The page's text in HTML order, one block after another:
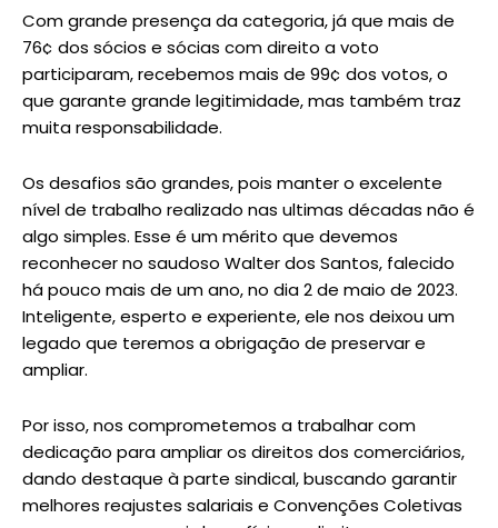
Com grande presença da categoria, já que mais de
76¢ dos sócios e sócias com direito a voto
participaram, recebemos mais de 99¢ dos votos, o
que garante grande legitimidade, mas também traz
muita responsabilidade.
Os desafios são grandes, pois manter o excelente
nível de trabalho realizado nas ultimas décadas não é
algo simples. Esse é um mérito que devemos
reconhecer no saudoso Walter dos Santos, falecido
há pouco mais de um ano, no dia 2 de maio de 2023.
Inteligente, esperto e experiente, ele nos deixou um
legado que teremos a obrigação de preservar e
ampliar.
Por isso, nos comprometemos a trabalhar com
dedicação para ampliar os direitos dos comerciários,
dando destaque à parte sindical, buscando garantir
melhores reajustes salariais e Convenções Coletivas